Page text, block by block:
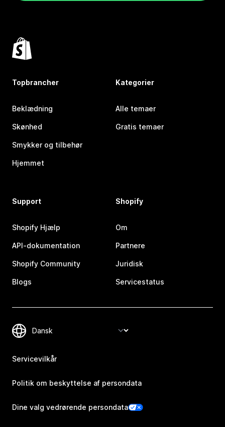
Topbrancher
Beklædning
Skønhed
Smykker og tilbehør
Hjemmet
Kategorier
Alle temaer
Gratis temaer
Support
Shopify Hjælp
API-dokumentation
Shopify Community
Blogs
Shopify
Om
Partnere
Juridisk
Servicestatus
Servicevilkår
Politik om beskyttelse af persondata
Dine valg vedrørende persondata